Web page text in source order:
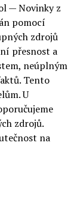
— Novinky z
pomocí
zdrojů
přesnost a
neúplným
Tento
U
zdrojů.
na